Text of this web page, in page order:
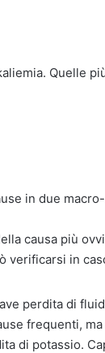
Quelle
in due
causa più
verificarsi in
perdita di
frequenti, ma
di potassio.